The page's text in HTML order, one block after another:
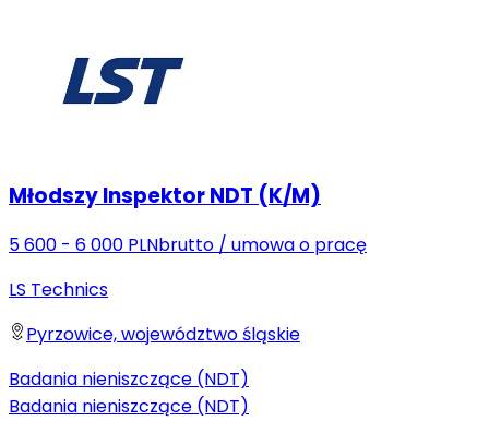
Młodszy Inspektor NDT (K/M)
5 600 - 6 000 PLNbrutto / umowa o pracę
LS Technics
Pyrzowice, województwo śląskie
Badania nieniszczące (NDT)
Badania nieniszczące (NDT)